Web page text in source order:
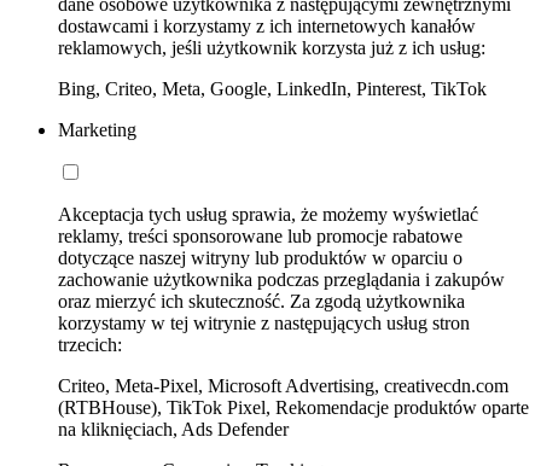
dane osobowe użytkownika z następującymi zewnętrznymi
dostawcami i korzystamy z ich internetowych kanałów
reklamowych, jeśli użytkownik korzysta już z ich usług:
Bing, Criteo, Meta, Google, LinkedIn, Pinterest, TikTok
Marketing
Akceptacja tych usług sprawia, że możemy wyświetlać
reklamy, treści sponsorowane lub promocje rabatowe
dotyczące naszej witryny lub produktów w oparciu o
zachowanie użytkownika podczas przeglądania i zakupów
oraz mierzyć ich skuteczność. Za zgodą użytkownika
korzystamy w tej witrynie z następujących usług stron
trzecich:
Criteo, Meta-Pixel, Microsoft Advertising, creativecdn.com
(RTBHouse), TikTok Pixel, Rekomendacje produktów oparte
na kliknięciach, Ads Defender